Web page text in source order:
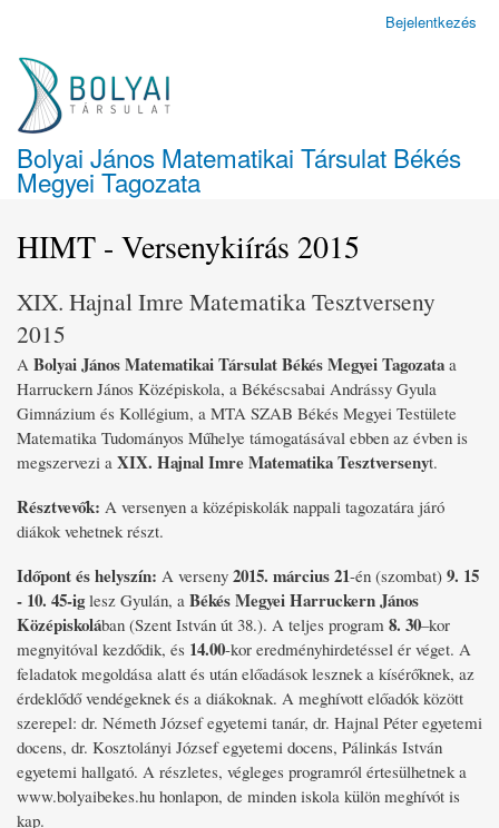
fiók
menüje
Bejelentkezés
Bolyai János Matematikai Társulat Békés
Megyei Tagozata
HIMT - Versenykiírás 2015
XIX. Hajnal Imre Matematika Tesztverseny
2015
A Bolyai János Matematikai Társulat Békés Megyei Tagozata a
Harruckern János Középiskola, a Békéscsabai Andrássy Gyula
Gimnázium és Kollégium, a MTA SZAB Békés Megyei Testülete
Matematika Tudományos Műhelye támogatásával ebben az évben is
megszervezi a XIX. Hajnal Imre Matematika Tesztversenyt.
Résztvevők: A versenyen a középiskolák nappali tagozatára járó
diákok vehetnek részt.
Időpont és helyszín: A verseny 2015. március 21-én (szombat) 9. 15
- 10. 45-iglesz Gyulán, a Békés Megyei Harruckern János
Középiskolában (Szent István út 38.). A teljes program 8. 30–kor
megnyitóval kezdődik, és 14.00-kor eredményhirdetéssel ér véget. A
feladatok megoldása alatt és után előadások lesznek a kísérőknek, az
érdeklődő vendégeknek és a diákoknak. A meghívott előadók között
szerepel: dr. Németh József egyetemi tanár, dr. Hajnal Péter egyetemi
docens, dr. Kosztolányi József egyetemi docens, Pálinkás István
egyetemi hallgató. A részletes, végleges programról értesülhetnek a
www.bolyaibekes.hu honlapon, de minden iskola külön meghívót is
kap.